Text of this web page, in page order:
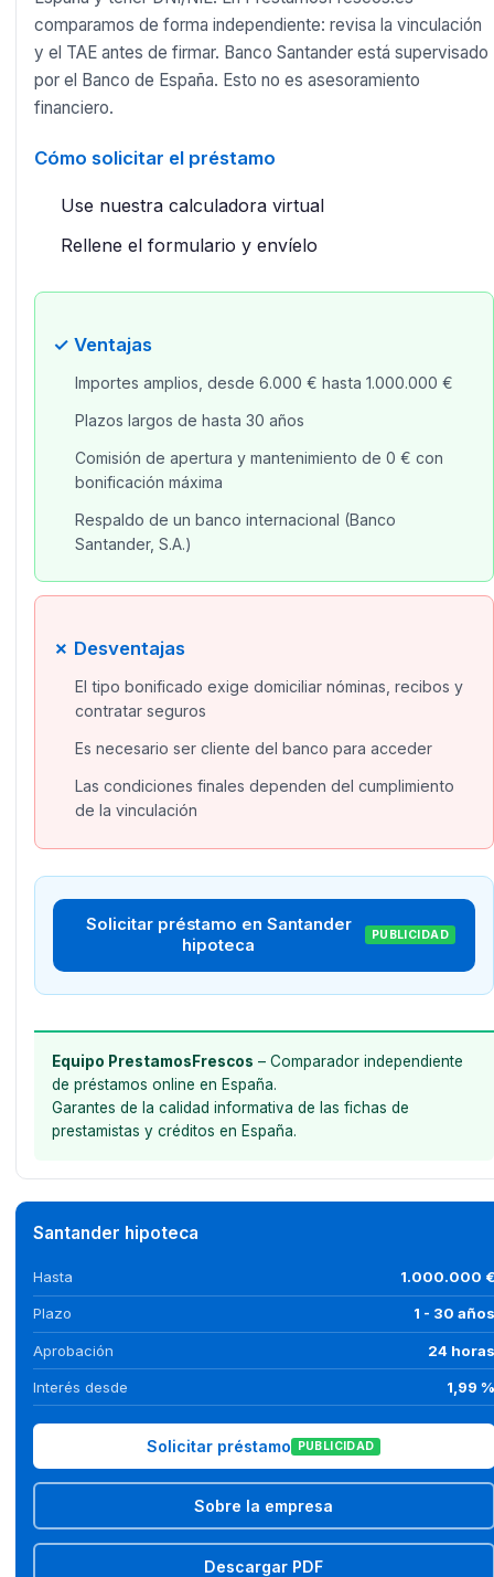
comparamos de forma independiente: revisa la vinculación
y el TAE antes de firmar. Banco Santander está supervisado
por el Banco de España. Esto no es asesoramiento
financiero.
Cómo solicitar el préstamo
Use nuestra calculadora virtual
Rellene el formulario y envíelo
✓ Ventajas
Importes amplios, desde 6.000 € hasta 1.000.000 €
Plazos largos de hasta 30 años
Comisión de apertura y mantenimiento de 0 € con
bonificación máxima
Respaldo de un banco internacional (Banco
Santander, S.A.)
✗ Desventajas
El tipo bonificado exige domiciliar nóminas, recibos y
contratar seguros
Es necesario ser cliente del banco para acceder
Las condiciones finales dependen del cumplimiento
de la vinculación
Solicitar préstamo en Santander
hipoteca
PUBLICIDAD
Equipo PrestamosFrescos – Comparador independiente
de préstamos online en España.
Garantes de la calidad informativa de las fichas de
prestamistas y créditos en España.
Santander hipoteca
Hasta 1.000.000 €
Plazo 1 - 30 años
Aprobación 24 horas
Interés desde 1,99 %
Solicitar préstamo PUBLICIDAD
Sobre la empresa
Descargar PDF